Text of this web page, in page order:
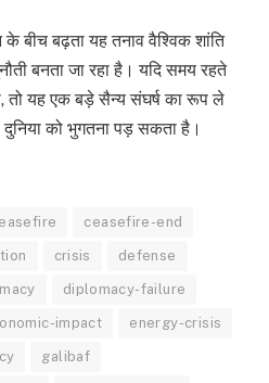
बीच बढ़ता यह तनाव वैश्विक शांति
बनता जा रहा है। यदि समय रहते
तो यह एक बड़े सैन्य संघर्ष का रूप ले
को भुगतना पड़ सकता है।
ceasefire-end
crisis defense
diplomacy-failure
impact energy-crisis
galibaf